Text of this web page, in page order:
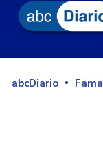
abcDiario Fama